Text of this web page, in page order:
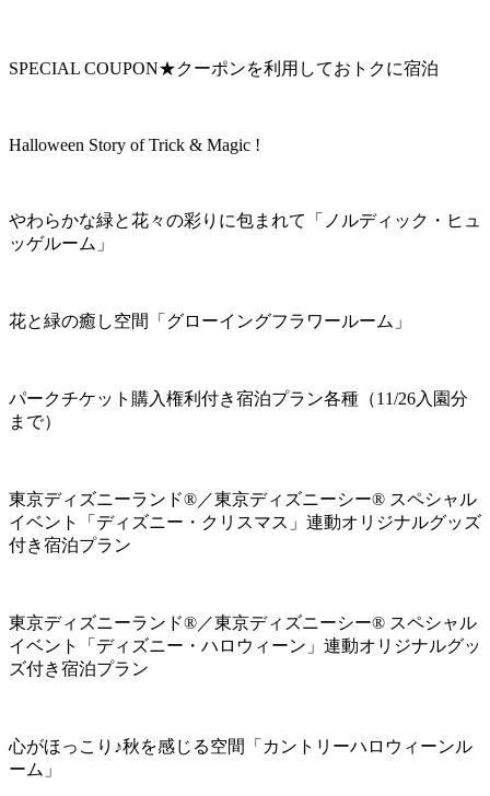
SPECIAL COUPON★クーポンを利用しておトクに宿泊
Halloween Story of Trick & Magic !
やわらかな緑と花々の彩りに包まれて「ノルディック・ヒュ
ッゲルーム」
花と緑の癒し空間「グローイングフラワールーム」
パークチケット購入権利付き宿泊プラン各種（11/26入園分
まで）
東京ディズニーランド®／東京ディズニーシー® スペシャル
イベント「ディズニー・クリスマス」連動オリジナルグッズ
付き宿泊プラン
東京ディズニーランド®／東京ディズニーシー® スペシャル
イベント「ディズニー・ハロウィーン」連動オリジナルグッ
ズ付き宿泊プラン
心がほっこり♪秋を感じる空間「カントリーハロウィーンル
ーム」